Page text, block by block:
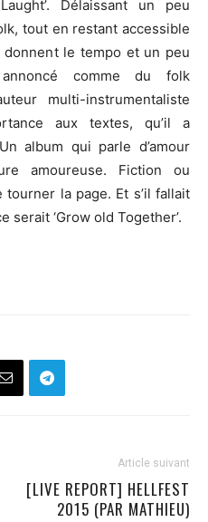
Délaissant un peu
tout en restant accessible
le tempo et un peu
comme du folk
multi-instrumentaliste
aux textes, qu’il a
album qui parle d’amour
amoureuse. Fiction ou
la page. Et s’il fallait
‘Grow old Together’. 
Article suivant
[LIVE REPORT] HELLFEST
2015 (PAR MATHIEU)